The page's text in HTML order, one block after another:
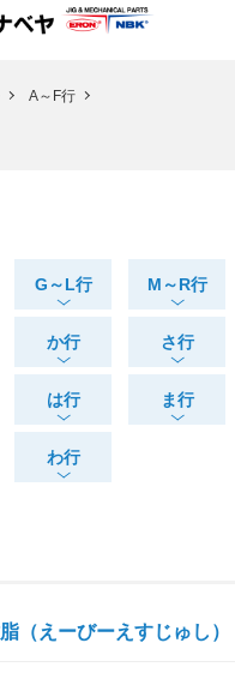
A～F行
G～L行 M～R行
か行 さ行
は行 ま行
わ行
（えーびーえすじゅし）